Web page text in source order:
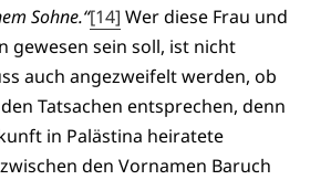
Sohne.“[14] Wer diese Frau und
gewesen sein soll, ist nicht
auch angezweifelt werden, ob
Tatsachen entsprechen, denn
in Palästina heiratete
den Vornamen Baruch